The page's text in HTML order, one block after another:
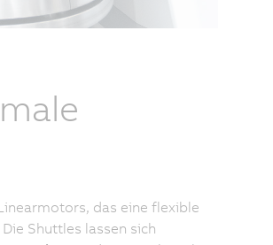
das eine flexible
Shuttles lassen sich